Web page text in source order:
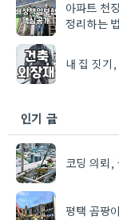
아파트 천
정리하는 법
내 집 짓기
인기 글
코딩 의뢰,
평택 곰팡